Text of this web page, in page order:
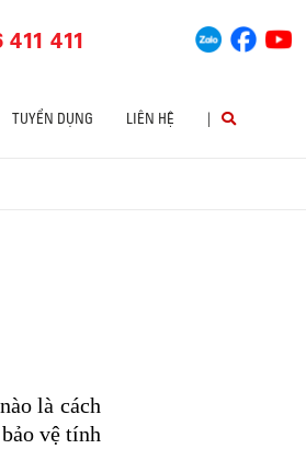
411 411
TUYỂN DỤNG LIÊN HỆ |
là cách
vệ tính